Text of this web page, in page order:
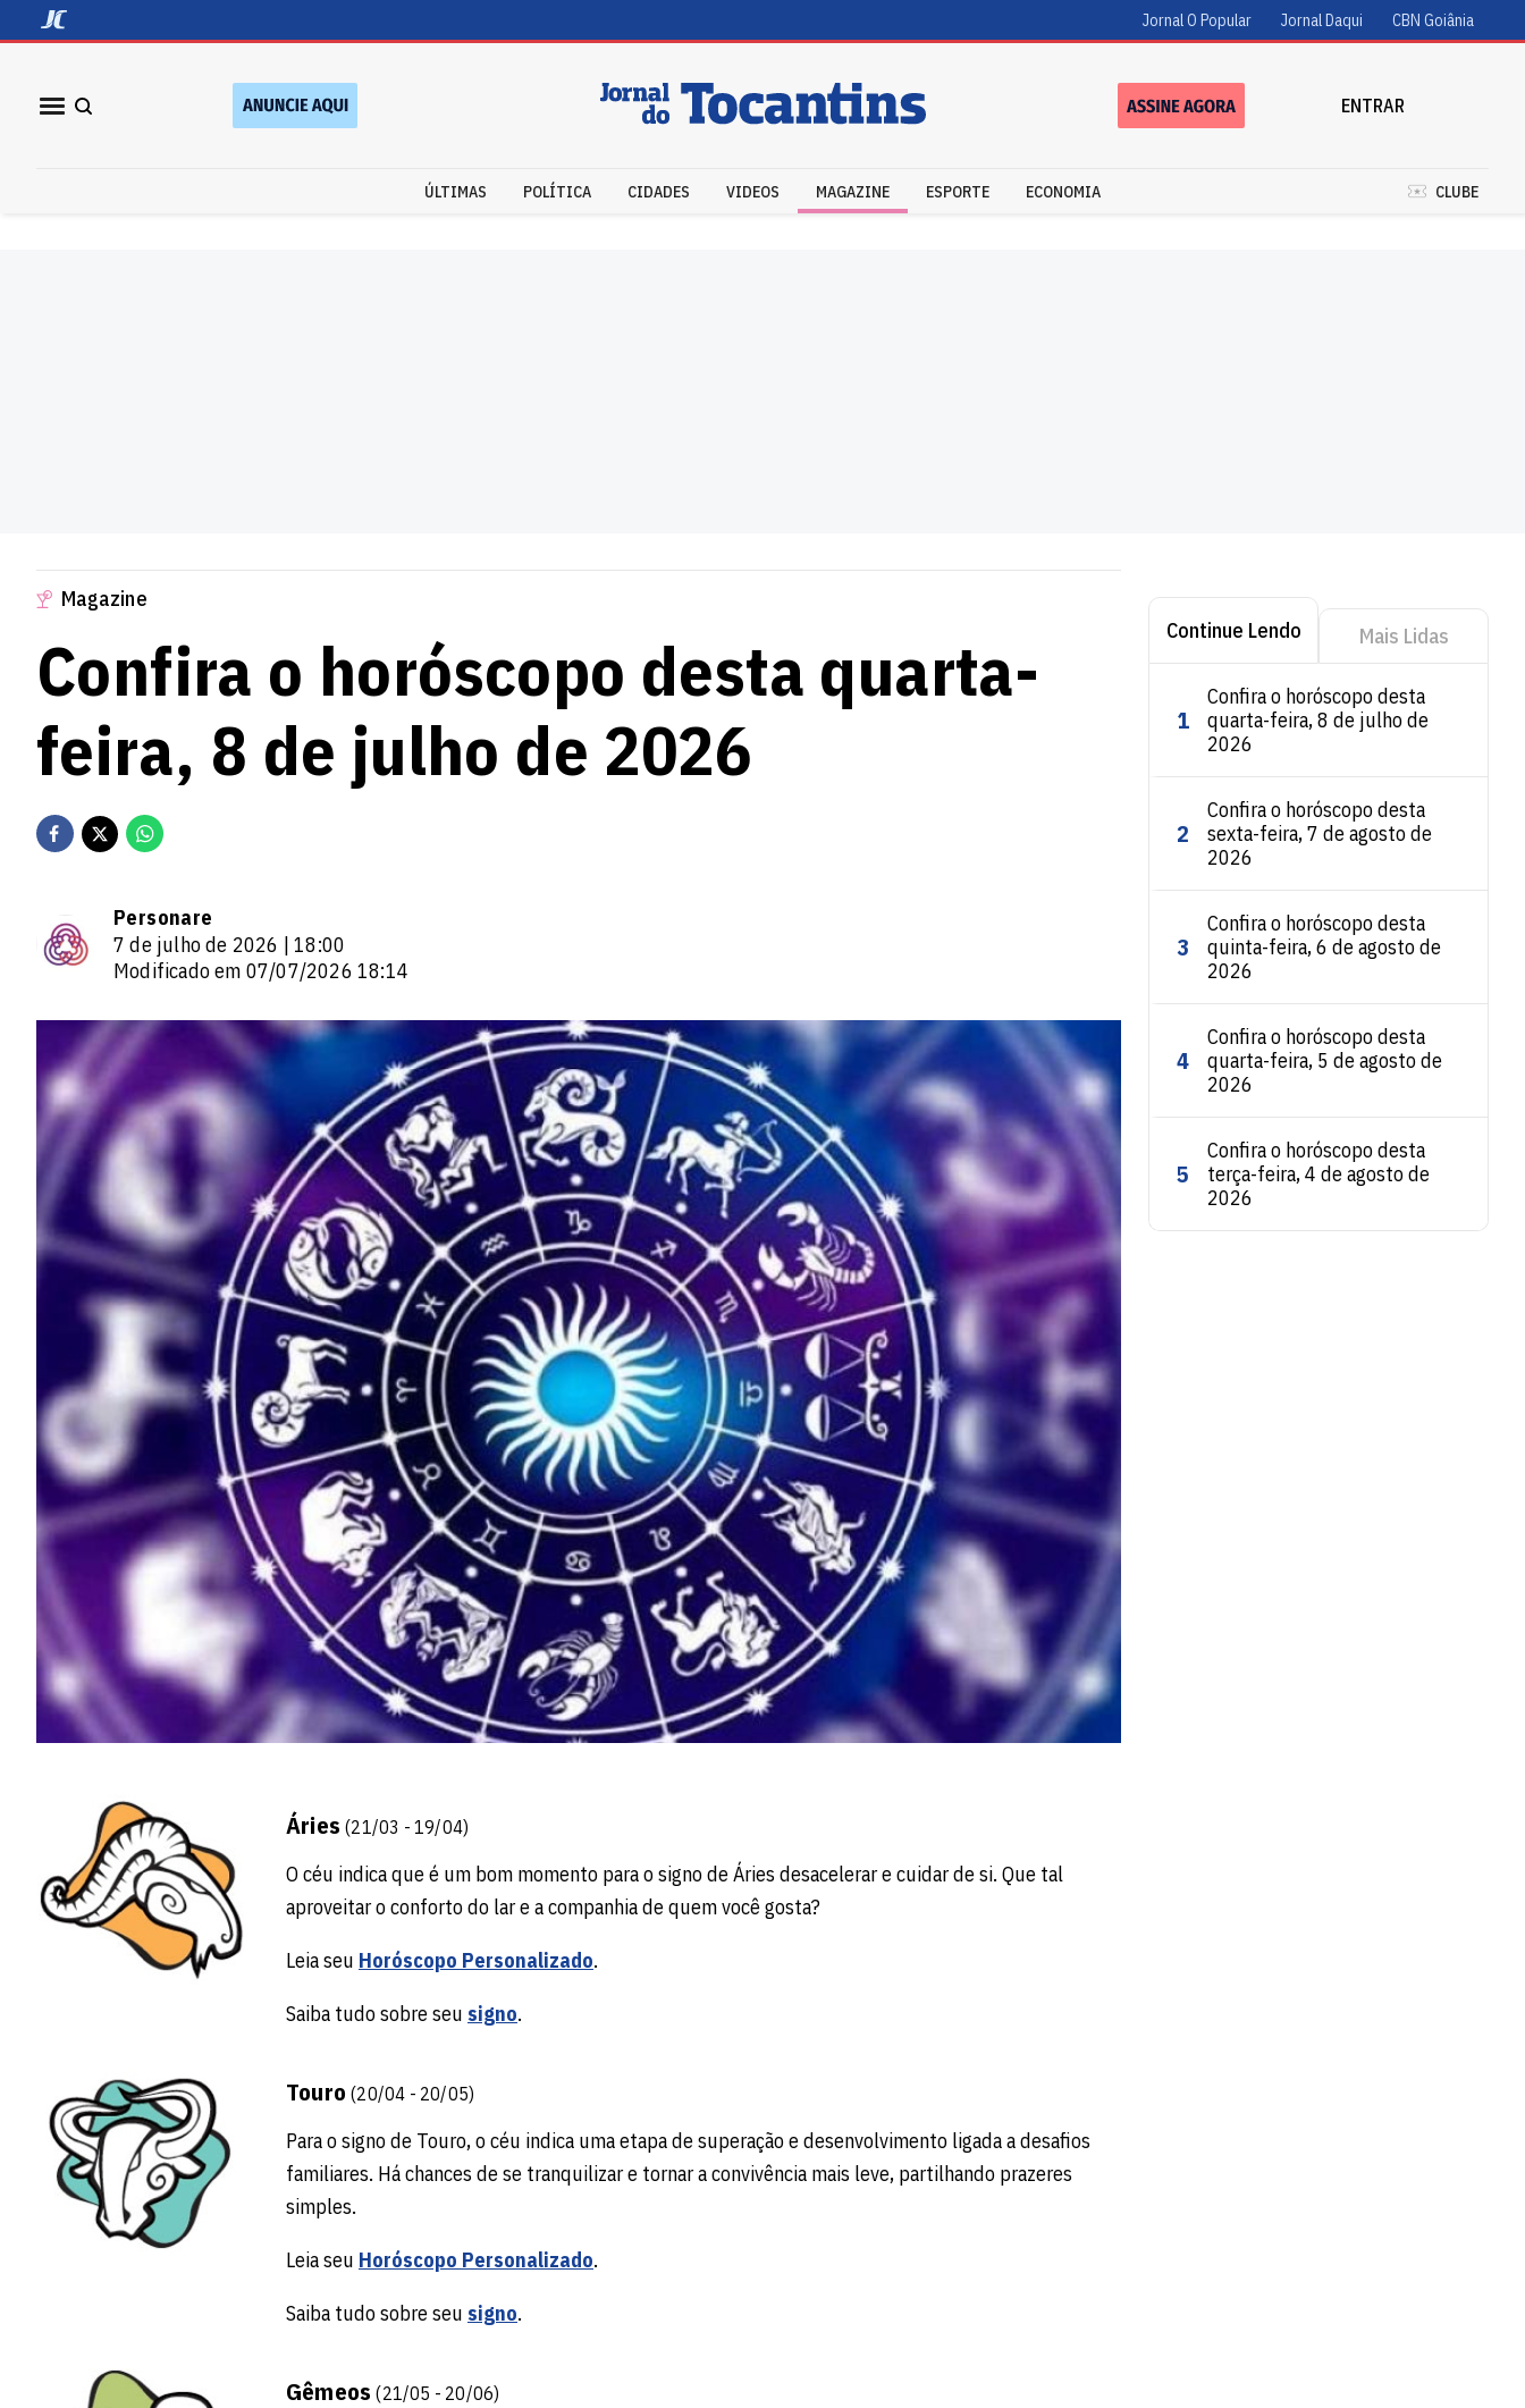
Jornal O Popular Jornal Daqui CBN Goiânia
ENTRAR
ÚLTIMAS POLÍTICA CIDADES VIDEOS MAGAZINE ESPORTE ECONOMIA CLUBE
Magazine
Confira o horóscopo desta quarta-
feira, 8 de julho de 2026
Personare
7 de julho de 2026 | 18:00
Modificado em 07/07/2026 18:14
Áries(21/03 - 19/04)
O céu indica que é um bom momento para o signo de Áries desacelerar e cuidar de si. Que tal
aproveitar o conforto do lar e a companhia de quem você gosta?
Leia seu Horóscopo Personalizado.
Saiba tudo sobre seu signo.
Touro(20/04 - 20/05)
Para o signo de Touro, o céu indica uma etapa de superação e desenvolvimento ligada a desafios
familiares. Há chances de se tranquilizar e tornar a convivência mais leve, partilhando prazeres
simples.
Leia seu Horóscopo Personalizado.
Saiba tudo sobre seu signo.
Gêmeos(21/05 - 20/06)
Continue Lendo Mais Lidas
1
Confira o horóscopo desta
quarta-feira, 8 de julho de
2026
2
Confira o horóscopo desta
sexta-feira, 7 de agosto de
2026
3
Confira o horóscopo desta
quinta-feira, 6 de agosto de
2026
4
Confira o horóscopo desta
quarta-feira, 5 de agosto de
2026
5
Confira o horóscopo desta
terça-feira, 4 de agosto de
2026